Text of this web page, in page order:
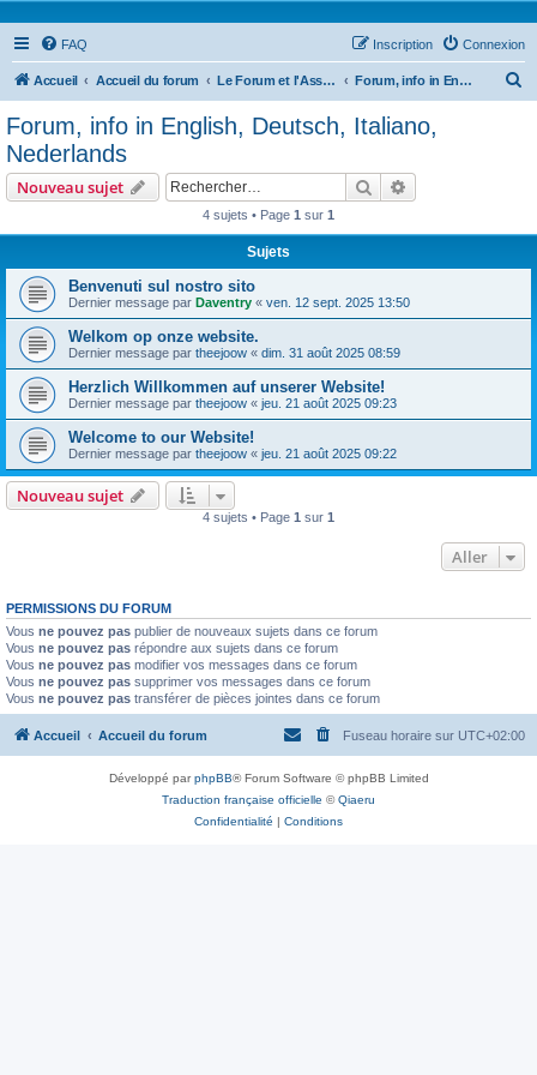
FAQ Connexion
Inscription
Accueil Accueil du forum Le Forum et l'Association Forum, info in English, Deutsch, Italiano, Nederlands
Forum, info in English, Deutsch, Italiano,
Nederlands
Nouveau sujet Rechercher
4 sujets • Page 1 sur 1
Sujets
Benvenuti sul nostro sito
Dernier message par Daventry « ven. 12 sept. 2025 13:50
Welkom op onze website.
Dernier message par theejoow « dim. 31 août 2025 08:59
Herzlich Willkommen auf unserer Website!
Dernier message par theejoow « jeu. 21 août 2025 09:23
Welcome to our Website!
Dernier message par theejoow « jeu. 21 août 2025 09:22
Nouveau sujet
4 sujets • Page 1 sur 1
Aller
PERMISSIONS DU FORUM
Vous ne pouvez pas publier de nouveaux sujets dans ce forum
Vous ne pouvez pas répondre aux sujets dans ce forum
Vous ne pouvez pas modifier vos messages dans ce forum
Vous ne pouvez pas supprimer vos messages dans ce forum
Vous ne pouvez pas transférer de pièces jointes dans ce forum
Accueil Accueil du forum Fuseau horaire sur UTC+02:00
Développé parphpBB® Forum Software © phpBB Limited
Traduction française officielle ©Qiaeru
Confidentialité | Conditions